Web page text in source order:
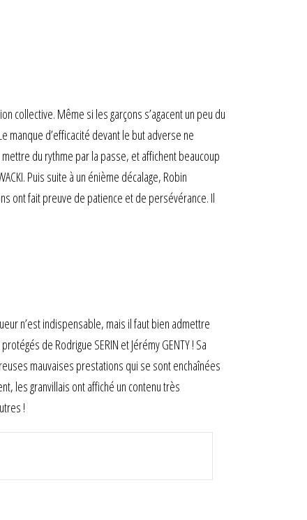
collective. Même si les garçons s’agacent un peu du
manque d’efficacité devant le but adverse ne
du rythme par la passe, et affichent beaucoup
Puis suite à un énième décalage, Robin
ont fait preuve de patience et de persévérance. Il
n’est indispensable, mais il faut bien admettre
de Rodrigue SERIN et Jérémy GENTY ! Sa
mauvaises prestations qui se sont enchaînées
les granvillais ont affiché un contenu très
!